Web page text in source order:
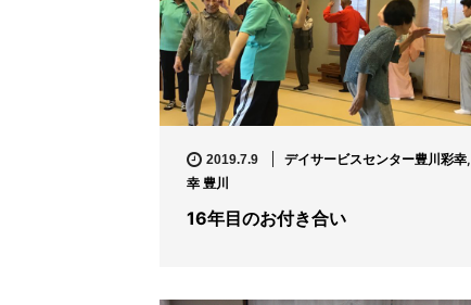
2019.7.9 デイサービスセンター豊川彩幸,
幸 豊川
16年目のお付き合い